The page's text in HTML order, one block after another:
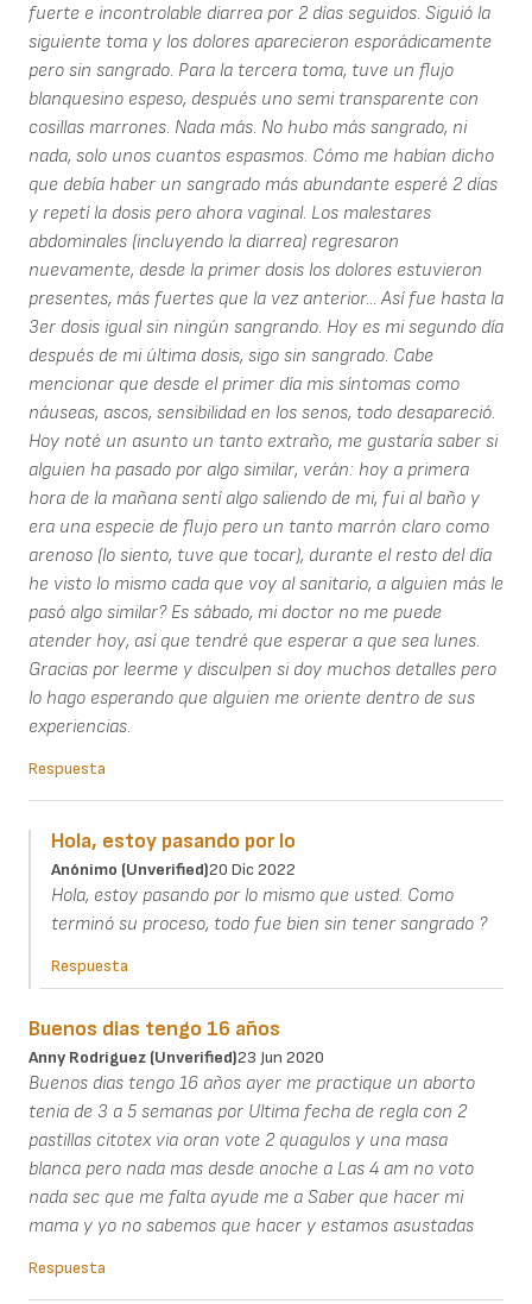
fuerte e incontrolable diarrea por 2 días seguidos. Siguió la
siguiente toma y los dolores aparecieron esporádicamente
pero sin sangrado. Para la tercera toma, tuve un flujo
blanquesino espeso, después uno semi transparente con
cosillas marrones. Nada más. No hubo más sangrado, ni
nada, solo unos cuantos espasmos. Cómo me habían dicho
que debía haber un sangrado más abundante esperé 2 días
y repetí la dosis pero ahora vaginal. Los malestares
abdominales (incluyendo la diarrea) regresaron
nuevamente, desde la primer dosis los dolores estuvieron
presentes, más fuertes que la vez anterior... Así fue hasta la
3er dosis igual sin ningún sangrando. Hoy es mi segundo día
después de mi última dosis, sigo sin sangrado. Cabe
mencionar que desde el primer día mis síntomas como
náuseas, ascos, sensibilidad en los senos, todo desapareció.
Hoy noté un asunto un tanto extraño, me gustaría saber si
alguien ha pasado por algo similar, verán: hoy a primera
hora de la mañana sentí algo saliendo de mi, fui al baño y
era una especie de flujo pero un tanto marrón claro como
arenoso (lo siento, tuve que tocar), durante el resto del día
he visto lo mismo cada que voy al sanitario, a alguien más le
pasó algo similar? Es sábado, mi doctor no me puede
atender hoy, así que tendré que esperar a que sea lunes.
Gracias por leerme y disculpen si doy muchos detalles pero
lo hago esperando que alguien me oriente dentro de sus
experiencias.
Respuesta
Hola, estoy pasando por lo
Anónimo (unverified)20 Dic 2022
Hola, estoy pasando por lo mismo que usted. Como
terminó su proceso, todo fue bien sin tener sangrado ?
Respuesta
Buenos dias tengo 16 años
Anny Rodriguez (unverified)23 Jun 2020
Buenos dias tengo 16 años ayer me practique un aborto
tenia de 3 a 5 semanas por Ultima fecha de regla con 2
pastillas citotex via oran vote 2 quagulos y una masa
blanca pero nada mas desde anoche a Las 4 am no voto
nada sec que me falta ayude me a Saber que hacer mi
mama y yo no sabemos que hacer y estamos asustadas
Respuesta